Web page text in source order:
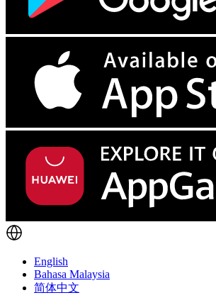
English
Bahasa Malaysia
简体中文